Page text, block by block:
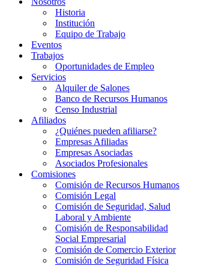
Historia
Institución
Equipo de Trabajo
Eventos
Trabajos
Oportunidades de Empleo
Servicios
Alquiler de Salones
Banco de Recursos Humanos
Censo Industrial
Afiliados
¿Quiénes pueden afiliarse?
Empresas Afiliadas
Empresas Asociadas
Asociados Profesionales
Comisiones
Comisión de Recursos Humanos
Comisión Legal
Comisión de Seguridad, Salud
Laboral y Ambiente
Comisión de Responsabilidad
Social Empresarial
Comisión de Comercio Exterior
Comisión de Seguridad Física